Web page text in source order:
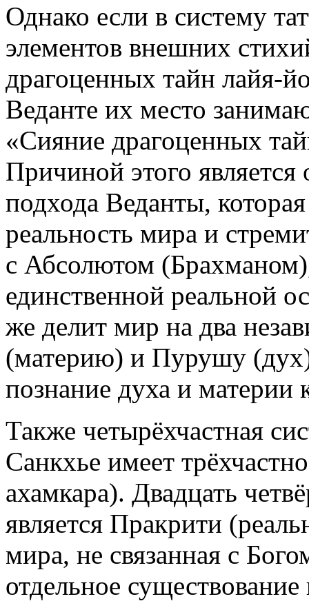
Однако если в систему
элементов внешних
драгоценных тайн лайя-
Веданте их место
«Сияние драгоценных
Причиной этого
подхода Веданты,
реальность мира и
с Абсолютом
единственной реальной
же делит мир на два
(материю) и Пурушу
познание духа и материи
Также четырёхчастная
Санкхье имеет
ахамкара). Двадцать
является Пракрити
мира, не связанная с
отдельное